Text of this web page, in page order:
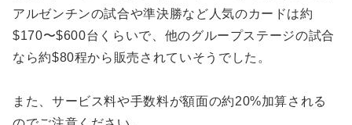
アルゼンチンの試合や準決勝など人気のカードは約
$170〜$600台くらいで、他のグループステージの試合
なら約$80程から販売されていそうでした。
また、サービス料や手数料が額面の約20%加算される